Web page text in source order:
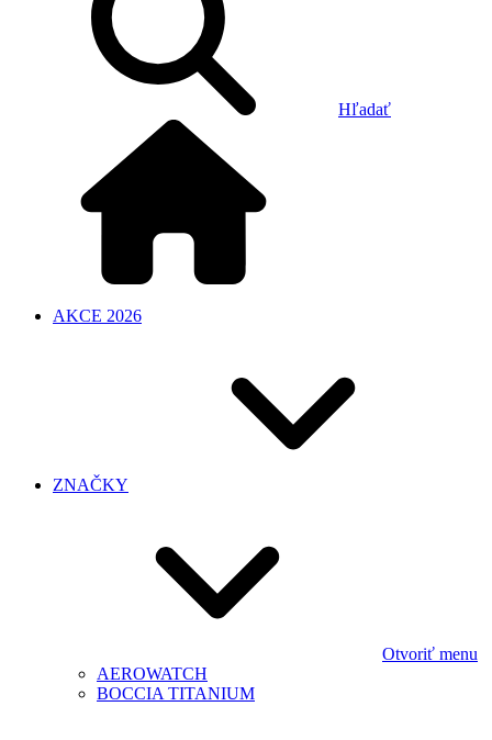
Hľadať
AKCE 2026
ZNAČKY
Otvoriť menu
AEROWATCH
BOCCIA TITANIUM